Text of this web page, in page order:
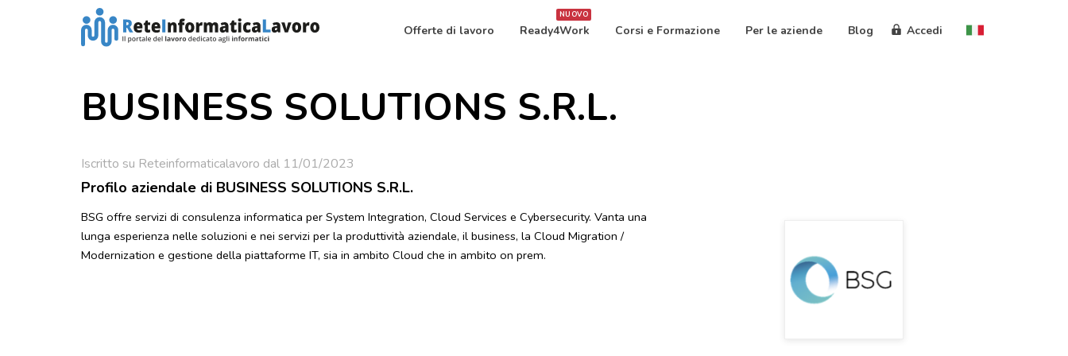
Offerte di lavoro
NUOVO
Ready4Work Corsi e Formazione Per le aziende Blog Accedi
BUSINESS SOLUTIONS S.R.L.
Iscritto su Reteinformaticalavoro dal 11/01/2023
Profilo aziendale di BUSINESS SOLUTIONS S.R.L.
BSG offre servizi di consulenza informatica per System Integration, Cloud Services e Cybersecurity. Vanta una
lunga esperienza nelle soluzioni e nei servizi per la produttività aziendale, il business, la Cloud Migration /
Modernization e gestione della piattaforme IT, sia in ambito Cloud che in ambito on prem.